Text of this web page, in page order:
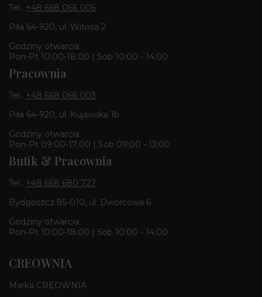
Tel.: +48 668 066 006
Piła 64-920, ul. Witosa 2
Godziny otwarcia:
Pon-Pt 10:00-18:00 | Sob 10:00 - 14:00
Pracownia
Tel.: +48 668 066 003
Piła 64-920, ul. Kujawska 1b
Godziny otwarcia:
Pon-Pt 09:00-17:00 | Sob 09:00 - 13:00
Butik & Pracownia
Tel.: +48 668 680 727
Bydgoszcz 85-010, ul. Dworcowa 6
Godziny otwarcia:
Pon-Pt 10:00-18:00 | Sob 10:00 - 14:00
CREOWNIA
Marka CREOWNIA